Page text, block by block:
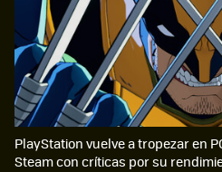
PlayStation vuelve a tropezar en
Steam con críticas por su